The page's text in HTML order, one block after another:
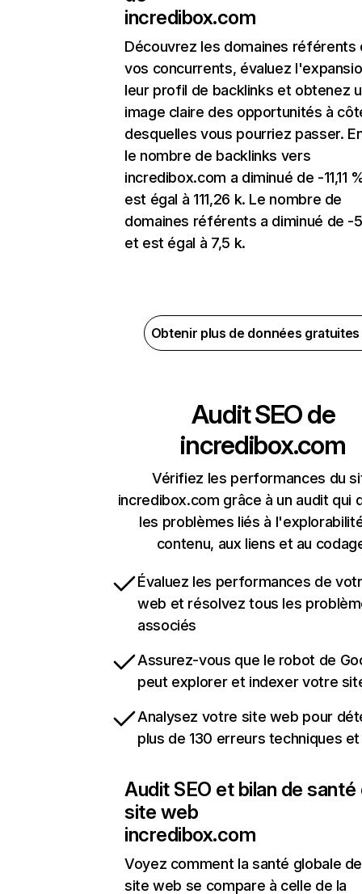
incredibox.com
Découvrez les domaines référents
vos concurrents, évaluez
leur profil de backlinks et obtenez
image claire des opportunités à
desquelles vous pourriez passer.
le nombre de backlinks vers
incredibox.com a diminué de -11,11
est égal à 111,26 k. Le nombre de
domaines référents a diminué de -
et est égal à 7,5 k.
Obtenir plus de données
Audit SEO de
incredibox.com
Vérifiez les performances du
incredibox.com grâce à un audit qui
les problèmes liés à
contenu, aux liens et au
Évaluez les performances de
web et résolvez tous les
associés
Assurez-vous que le robot de
peut explorer et indexer votre
Analysez votre site web pour
plus de 130 erreurs techniques et
Audit SEO et bilan de santé
site web
incredibox.com
Voyez comment la santé globale
site web se compare à celle de la